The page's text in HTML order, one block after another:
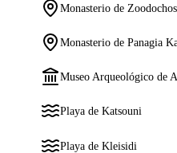
Monasterio de
Monasterio de Panagia
Museo Arqueológico de
Playa de Katsouni
Playa de Kleisidi